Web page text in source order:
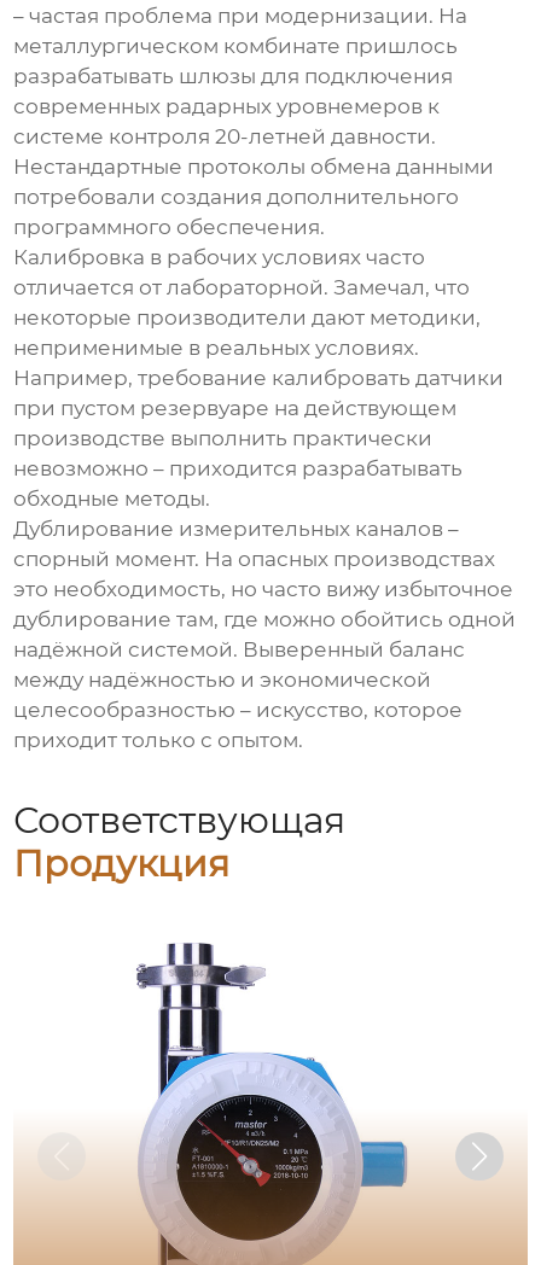
– частая проблема при модернизации. На
металлургическом комбинате пришлось
разрабатывать шлюзы для подключения
современных радарных уровнемеров к
системе контроля 20-летней давности.
Нестандартные протоколы обмена данными
потребовали создания дополнительного
программного обеспечения.
Калибровка в рабочих условиях часто
отличается от лабораторной. Замечал, что
некоторые производители дают методики,
неприменимые в реальных условиях.
Например, требование калибровать датчики
при пустом резервуаре на действующем
производстве выполнить практически
невозможно – приходится разрабатывать
обходные методы.
Дублирование измерительных каналов –
спорный момент. На опасных производствах
это необходимость, но часто вижу избыточное
дублирование там, где можно обойтись одной
надёжной системой. Выверенный баланс
между надёжностью и экономической
целесообразностью – искусство, которое
приходит только с опытом.
Соответствующая
Продукция